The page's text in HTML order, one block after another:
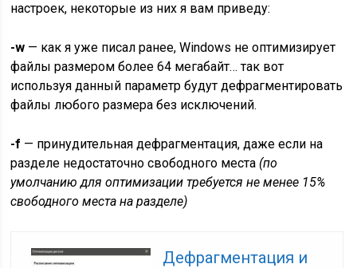
настроек, некоторые из них я вам приведу:
-w — как я уже писал ранее, Windows не оптимизирует
файлы размером более 64 мегабайт… так вот
используя данный параметр будут дефрагментировать
файлы любого размера без исключений.
-f — принудительная дефрагментация, даже если на
разделе недостаточно свободного места (по
умолчанию для оптимизации требуется не менее 15%
свободного места на разделе)
Дефрагментация и